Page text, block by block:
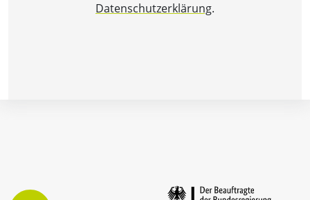
Datenschutzerklärung.